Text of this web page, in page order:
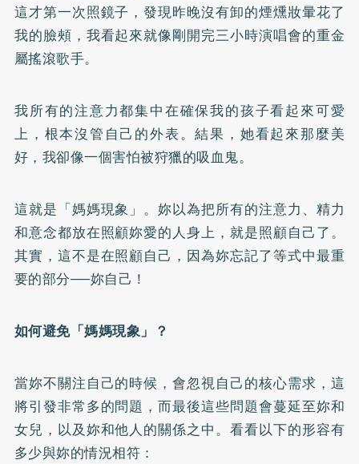
這才第一次照鏡子，發現昨晚沒有卸的煙燻妝暈花了
我的臉頰，我看起來就像剛開完三小時演唱會的重金
屬搖滾歌手。
我所有的注意力都集中在確保我的孩子看起來可愛
上，根本沒管自己的外表。結果，她看起來那麼美
好，我卻像一個害怕被狩獵的吸血鬼。
這就是「媽媽現象」。妳以為把所有的注意力、精力
和意念都放在照顧妳愛的人身上，就是照顧自己了。
其實，這不是在照顧自己，因為妳忘記了等式中最重
要的部分──妳自己！
如何避免「媽媽現象」？
當妳不關注自己的時候，會忽視自己的核心需求，這
將引發非常多的問題，而最後這些問題會蔓延至妳和
女兒，以及妳和他人的關係之中。看看以下的形容有
多少與妳的情況相符：